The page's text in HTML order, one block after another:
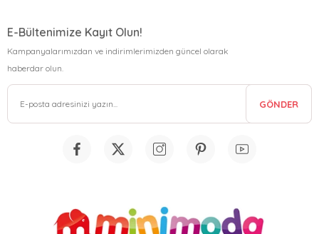
E-Bültenimize Kayıt Olun!
Kampanyalarımızdan ve indirimlerimizden güncel olarak
haberdar olun.
GÖNDER